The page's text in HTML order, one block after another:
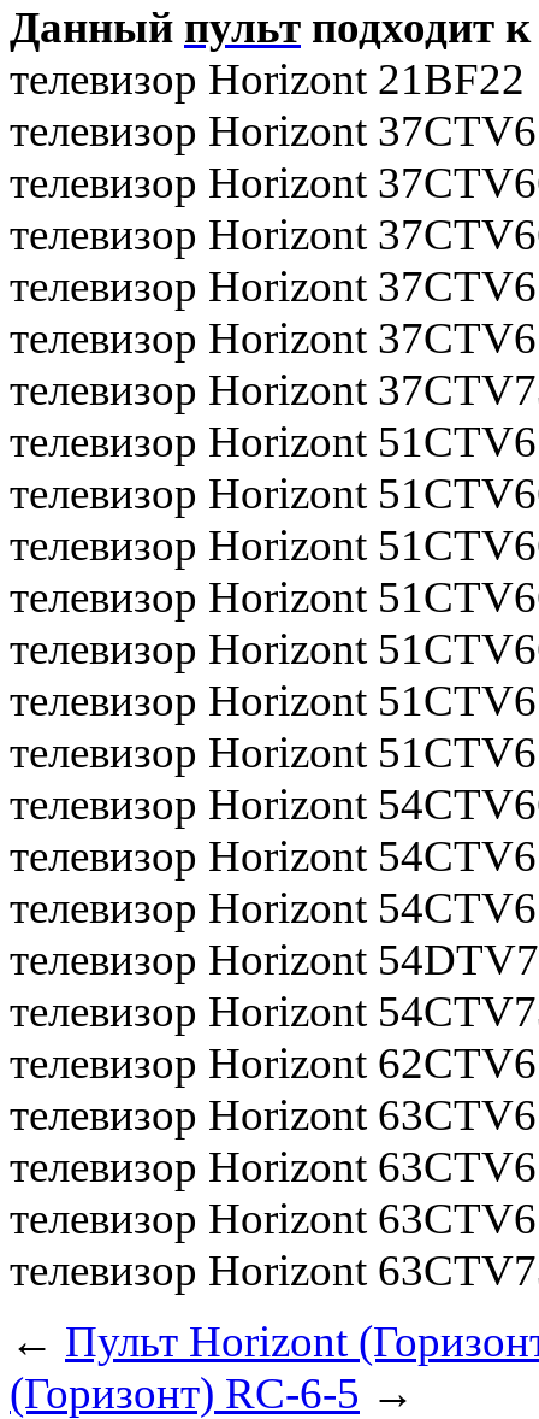
Данный пульт подходит
телевизор Horizont 21BF22
телевизор Horizont
телевизор Horizont
телевизор Horizont
телевизор Horizont
телевизор Horizont
телевизор Horizont
телевизор Horizont
телевизор Horizont
телевизор Horizont
телевизор Horizont
телевизор Horizont
телевизор Horizont
телевизор Horizont
телевизор Horizont
телевизор Horizont
телевизор Horizont
телевизор Horizont
телевизор Horizont
телевизор Horizont
телевизор Horizont
телевизор Horizont
телевизор Horizont
телевизор Horizont
← Пульт Horizont
(Горизонт) RC-6-5 →